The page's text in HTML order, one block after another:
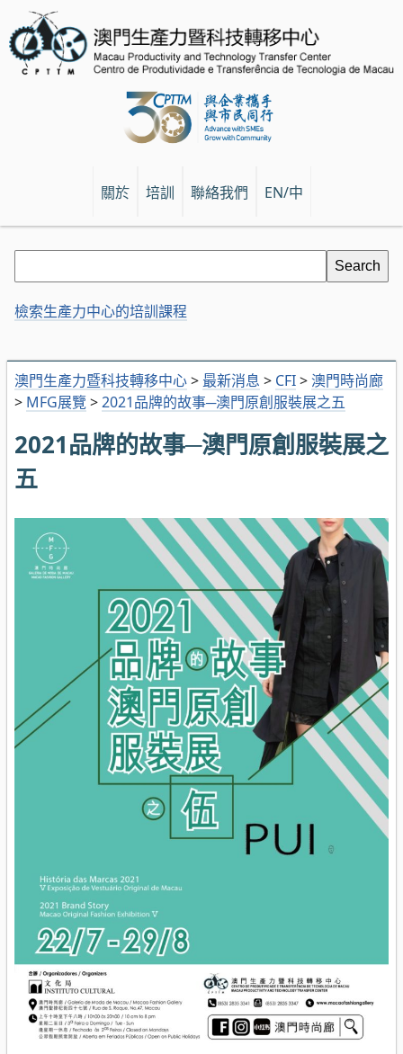
關於 培訓 聯絡我們 EN/中
澳門生產力暨科技轉移中心> 最新消息 > CFI> 澳門時尚廊
> MFG展覽>2021品牌的故事─澳門原創服裝展之五
2021品牌的故事─澳門原創服裝展之
五
檢索生產力中心的培訓課程